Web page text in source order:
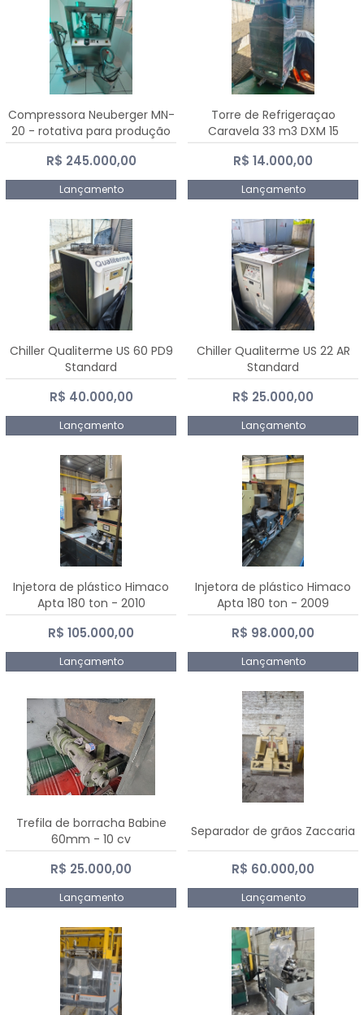
Compressora Neuberger MN-
20 - rotativa para produção
de comprimidos
R$ 245.000,00
Lançamento
Torre de Refrigeraçao
Caravela 33 m3 DXM 15
R$ 14.000,00
Lançamento
Chiller Qualiterme US 60 PD9
Standard
R$ 40.000,00
Lançamento
Chiller Qualiterme US 22 AR
Standard
R$ 25.000,00
Lançamento
Injetora de plástico Himaco
Apta 180 ton - 2010
R$ 105.000,00
Lançamento
Injetora de plástico Himaco
Apta 180 ton - 2009
R$ 98.000,00
Lançamento
Trefila de borracha Babine
60mm - 10 cv
R$ 25.000,00
Lançamento
Separador de grãos Zaccaria
R$ 60.000,00
Lançamento